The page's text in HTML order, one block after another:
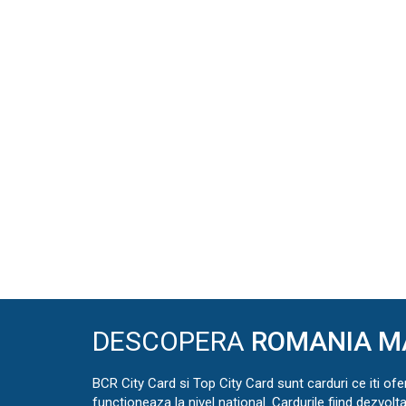
DESCOPERA ROMANIA
BCR City Card si Top City Card sunt carduri ce iti
functioneaza la nivel national. Cardurile fiind